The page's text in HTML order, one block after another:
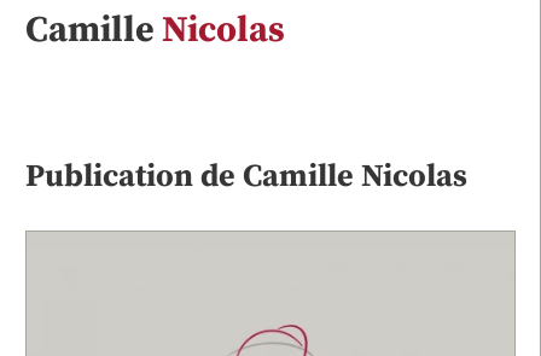
CamilleNicolas
Publication de Camille Nicolas